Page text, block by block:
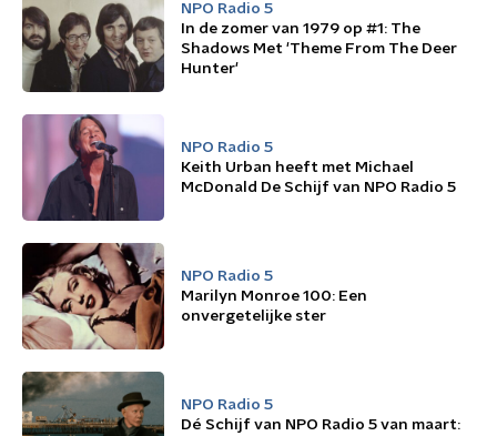
NPO Radio 5
In de zomer van 1979 op #1: The
Shadows Met 'Theme From The Deer
Hunter'
NPO Radio 5
Keith Urban heeft met Michael
McDonald De Schijf van NPO Radio 5
NPO Radio 5
Marilyn Monroe 100: Een
onvergetelijke ster
NPO Radio 5
Dé Schijf van NPO Radio 5 van maart: